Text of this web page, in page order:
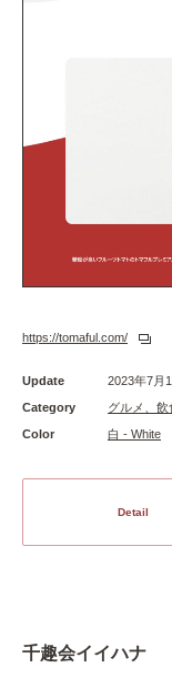
https://tomaful.com/
Update
2023年7月
Category
グルメ、飲
Color
白 - White
Detail
千趣会イイハナ